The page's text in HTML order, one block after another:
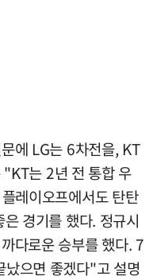
에 LG는 6차전을, KT
는 2년 전 통합 우
레이오프에서도 탄탄
경기를 했다. 정규시
다로운 승부를 했다. 7
으면 좋겠다"고 설명